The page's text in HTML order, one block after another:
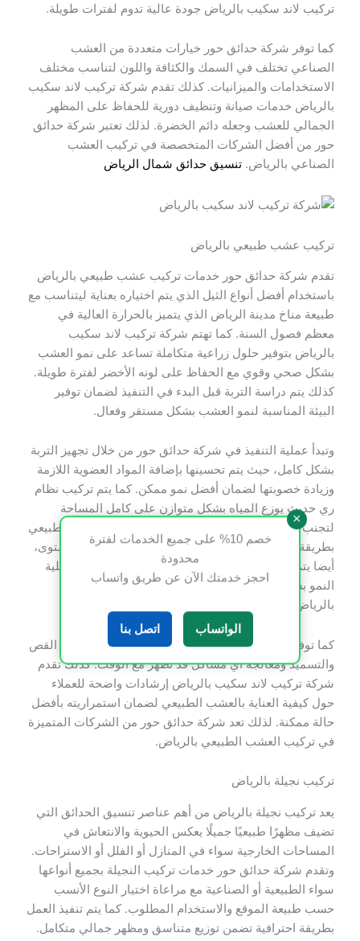
تركيب لاند سكيب بالرياض جودة عالية تدوم لفترات طويلة.
كما توفر شركة حدائق حور خيارات متعددة من العشب
الصناعي تختلف في السمك والكثافة واللون لتناسب مختلف
الاستخدامات والميزانيات. كذلك تقدم شركة تركيب لاند سكيب
بالرياض خدمات صيانة وتنظيف دورية للحفاظ على المظهر
الجمالي للعشب وجعله دائم الخضرة. لذلك تعتبر شركة حدائق
حور من أفضل الشركات المتخصصة في تركيب العشب
الصناعي بالرياض.تنسيق حدائق شمال الرياض
تركيب عشب طبيعي بالرياض
تقدم شركة حدائق حور خدمات تركيب عشب طبيعي بالرياض
باستخدام أفضل أنواع الثيل الذي يتم اختياره بعناية ليتناسب مع
طبيعة مناخ مدينة الرياض الذي يتميز بالحرارة العالية في
معظم فصول السنة. كما تهتم شركة تركيب لاند سكيب
بالرياض بتوفير حلول زراعية متكاملة تساعد على نمو العشب
بشكل صحي وقوي مع الحفاظ على لونه الأخضر لفترة طويلة.
كذلك يتم دراسة التربة قبل البدء في التنفيذ لضمان توفير
البيئة المناسبة لنمو العشب بشكل مستقر وفعال.
وتبدأ عملية التنفيذ في شركة حدائق حور من خلال تجهيز التربة
بشكل كامل، حيث يتم تحسينها بإضافة المواد العضوية اللازمة
وزيادة خصوبتها لضمان أفضل نمو ممكن. كما يتم تركيب نظام
ري حديث يوزع المياه بشكل متوازن على كامل المساحة
لتجنب الجفاف أو التشبع الزائد. كذلك يتم فرد العشب الطبيعي
بطريقة احترافية تمنع وجود فراغات أو اختلافات في المستوى،
أيضا يتم متابعة مرحلة ما بعد التركيب للتأكد من نجاح عملية
النمو بشكل كامل. لذلك تحقق شركة تركيب لاند سكيب
بالرياض نتائج عالية الجودة في جميع مشاريعها.
كما توفر شركة حدائق حور خدمات صيانة متكاملة تشمل القص
والتسميد ومعالجة أي مشاكل قد تظهر مع الوقت. كذلك تقدم
شركة تركيب لاند سكيب بالرياض إرشادات واضحة للعملاء
حول كيفية العناية بالعشب الطبيعي لضمان استمراريته بأفضل
حالة ممكنة. لذلك تعد شركة حدائق حور من الشركات المتميزة
في تركيب العشب الطبيعي بالرياض.
تركيب نجيلة بالرياض
يعد تركيب نجيلة بالرياض من أهم عناصر تنسيق الحدائق التي
تضيف مظهرًا طبيعيًا جميلًا يعكس الحيوية والانتعاش في
المساحات الخارجية سواء في المنازل أو الفلل أو الاستراحات.
وتقدم شركة حدائق حور خدمات تركيب النجيلة بجميع أنواعها
سواء الطبيعية أو الصناعية مع مراعاة اختيار النوع الأنسب
حسب طبيعة الموقع والاستخدام المطلوب. كما يتم تنفيذ العمل
بطريقة احترافية تضمن توزيع متناسق ومظهر جمالي متكامل.
×
خصم 10% على جميع الخدمات لفترة
محدودة
احجز خدمتك الآن عن طريق واتساب
الواتساب اتصل بنا